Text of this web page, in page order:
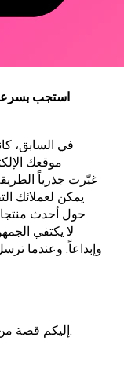
استجب بسرعة
في السابق،
موقعك
يمكن لعملائك
حول أحدث
وإبداعاً. وعندما
إليكم قصةحول هذا الموضوع.